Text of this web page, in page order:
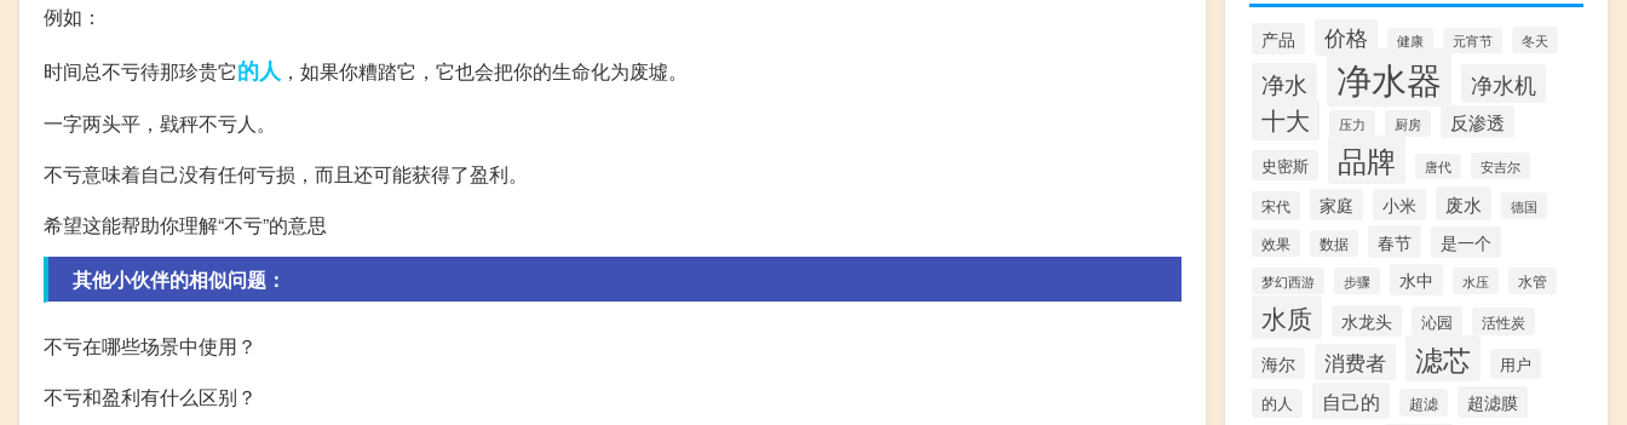
例如：
时间总不亏待那珍贵它的人 ，如果你糟踏它，它也会把你的生命化为废墟。
一字两头平，戥秤不亏人。
不亏意味着自己没有任何亏损，而且还可能获得了盈利。
希望这能帮助你理解“不亏”的意思
其他小伙伴的相似问题：
不亏在哪些场景中使用？
不亏和盈利有什么区别？
产品 价格 健康 元宵节 冬天
净水 净水器 净水机
十大 压力 厨房 反渗透
史密斯 品牌 唐代 安吉尔
宋代 家庭 小米 废水 德国
效果 数据 春节 是一个
梦幻西游 步骤 水中 水压 水管
水质 水龙头 沁园 活性炭
海尔 消费者 滤芯 用户
的人 自己的 超滤 超滤膜